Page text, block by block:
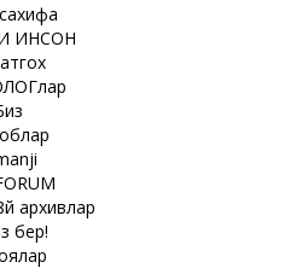
ИНСОН
архивлар
бер!